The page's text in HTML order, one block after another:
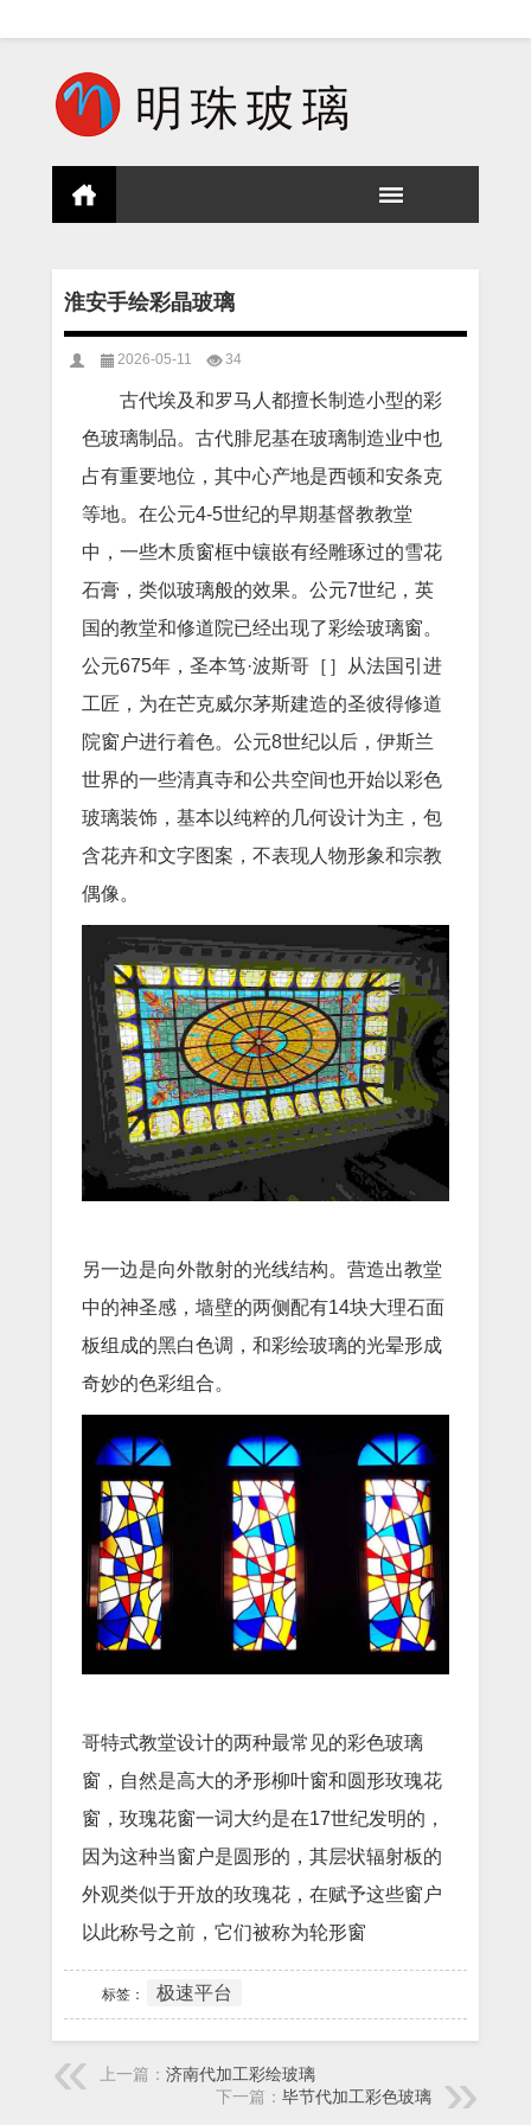
淮安手绘彩晶玻璃
2026-05-11 34
古代埃及和罗马人都擅长制造小型的彩
色玻璃制品。古代腓尼基在玻璃制造业中也
占有重要地位，其中心产地是西顿和安条克
等地。在公元4-5世纪的早期基督教教堂
中，一些木质窗框中镶嵌有经雕琢过的雪花
石膏，类似玻璃般的效果。公元7世纪，英
国的教堂和修道院已经出现了彩绘玻璃窗。
公元675年，圣本笃·波斯哥［］从法国引进
工匠，为在芒克威尔茅斯建造的圣彼得修道
院窗户进行着色。公元8世纪以后，伊斯兰
世界的一些清真寺和公共空间也开始以彩色
玻璃装饰，基本以纯粹的几何设计为主，包
含花卉和文字图案，不表现人物形象和宗教
偶像。
另一边是向外散射的光线结构。营造出教堂
中的神圣感，墙壁的两侧配有14块大理石面
板组成的黑白色调，和彩绘玻璃的光晕形成
奇妙的色彩组合。
哥特式教堂设计的两种最常见的彩色玻璃
窗，自然是高大的矛形柳叶窗和圆形玫瑰花
窗，玫瑰花窗一词大约是在17世纪发明的，
因为这种当窗户是圆形的，其层状辐射板的
外观类似于开放的玫瑰花，在赋予这些窗户
以此称号之前，它们被称为轮形窗
标签： 极速平台
上一篇： 济南代加工彩绘玻璃
下一篇： 毕节代加工彩色玻璃